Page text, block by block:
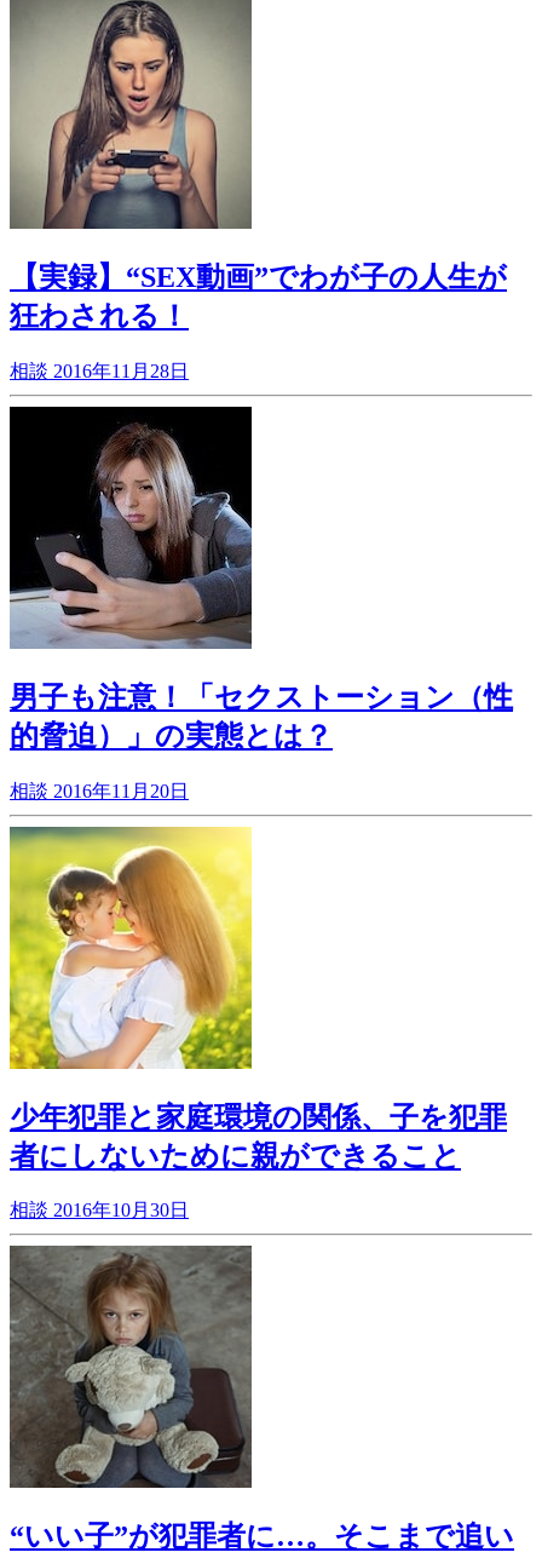
【実録】“SEX動画”でわが子の人生が
狂わされる！
相談 2016年11月28日
男子も注意！「セクストーション（性
的脅迫）」の実態とは？
相談 2016年11月20日
少年犯罪と家庭環境の関係、子を犯罪
者にしないために親ができること
相談 2016年10月30日
“いい子”が犯罪者に…。そこまで追い